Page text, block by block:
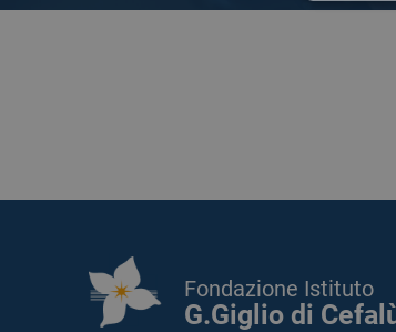
Fondazione Istituto
G.Giglio di